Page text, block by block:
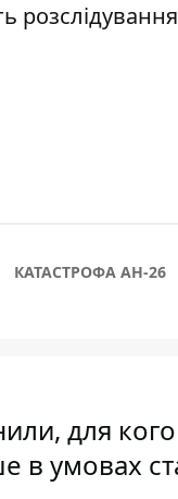
розслідування
КАТАСТРОФА АН-26
для
в умовах